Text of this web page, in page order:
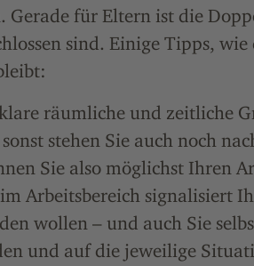
Gerade für Eltern ist die
sind. Einige Tipps,
räumliche und zeitliche
stehen Sie auch noch
Sie also möglichst Ihren
Arbeitsbereich signalisiert
wollen – und auch Sie
und auf die jeweilige